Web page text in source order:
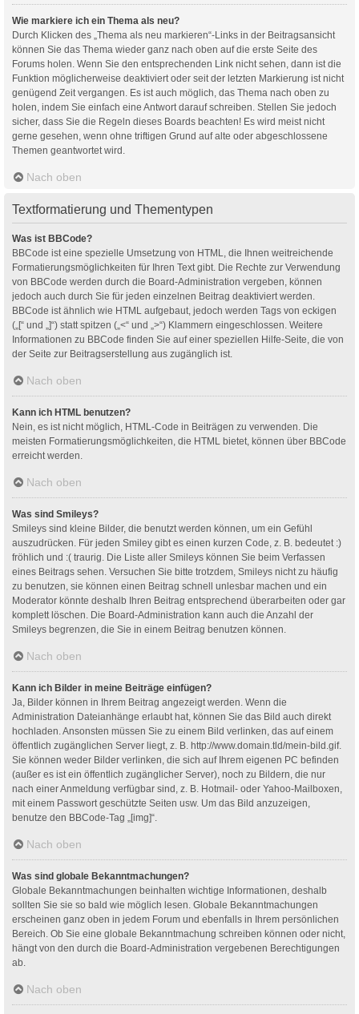
Wie markiere ich ein Thema als neu?
Durch Klicken des „Thema als neu markieren“-Links in der Beitragsansicht
können Sie das Thema wieder ganz nach oben auf die erste Seite des
Forums holen. Wenn Sie den entsprechenden Link nicht sehen, dann ist die
Funktion möglicherweise deaktiviert oder seit der letzten Markierung ist nicht
genügend Zeit vergangen. Es ist auch möglich, das Thema nach oben zu
holen, indem Sie einfach eine Antwort darauf schreiben. Stellen Sie jedoch
sicher, dass Sie die Regeln dieses Boards beachten! Es wird meist nicht
gerne gesehen, wenn ohne triftigen Grund auf alte oder abgeschlossene
Themen geantwortet wird.
Nach oben
Textformatierung und Thementypen
Was ist BBCode?
BBCode ist eine spezielle Umsetzung von HTML, die Ihnen weitreichende
Formatierungsmöglichkeiten für Ihren Text gibt. Die Rechte zur Verwendung
von BBCode werden durch die Board-Administration vergeben, können
jedoch auch durch Sie für jeden einzelnen Beitrag deaktiviert werden.
BBCode ist ähnlich wie HTML aufgebaut, jedoch werden Tags von eckigen
(„[“ und „]“) statt spitzen („<“ und „>“) Klammern eingeschlossen. Weitere
Informationen zu BBCode finden Sie auf einer speziellen Hilfe-Seite, die von
der Seite zur Beitragserstellung aus zugänglich ist.
Nach oben
Kann ich HTML benutzen?
Nein, es ist nicht möglich, HTML-Code in Beiträgen zu verwenden. Die
meisten Formatierungsmöglichkeiten, die HTML bietet, können über BBCode
erreicht werden.
Nach oben
Was sind Smileys?
Smileys sind kleine Bilder, die benutzt werden können, um ein Gefühl
auszudrücken. Für jeden Smiley gibt es einen kurzen Code, z. B. bedeutet :)
fröhlich und :( traurig. Die Liste aller Smileys können Sie beim Verfassen
eines Beitrags sehen. Versuchen Sie bitte trotzdem, Smileys nicht zu häufig
zu benutzen, sie können einen Beitrag schnell unlesbar machen und ein
Moderator könnte deshalb Ihren Beitrag entsprechend überarbeiten oder gar
komplett löschen. Die Board-Administration kann auch die Anzahl der
Smileys begrenzen, die Sie in einem Beitrag benutzen können.
Nach oben
Kann ich Bilder in meine Beiträge einfügen?
Ja, Bilder können in Ihrem Beitrag angezeigt werden. Wenn die
Administration Dateianhänge erlaubt hat, können Sie das Bild auch direkt
hochladen. Ansonsten müssen Sie zu einem Bild verlinken, das auf einem
öffentlich zugänglichen Server liegt, z. B. http://www.domain.tld/mein-bild.gif.
Sie können weder Bilder verlinken, die sich auf Ihrem eigenen PC befinden
(außer es ist ein öffentlich zugänglicher Server), noch zu Bildern, die nur
nach einer Anmeldung verfügbar sind, z. B. Hotmail- oder Yahoo-Mailboxen,
mit einem Passwort geschützte Seiten usw. Um das Bild anzuzeigen,
benutze den BBCode-Tag „[img]“.
Nach oben
Was sind globale Bekanntmachungen?
Globale Bekanntmachungen beinhalten wichtige Informationen, deshalb
sollten Sie sie so bald wie möglich lesen. Globale Bekanntmachungen
erscheinen ganz oben in jedem Forum und ebenfalls in Ihrem persönlichen
Bereich. Ob Sie eine globale Bekanntmachung schreiben können oder nicht,
hängt von den durch die Board-Administration vergebenen Berechtigungen
ab.
Nach oben